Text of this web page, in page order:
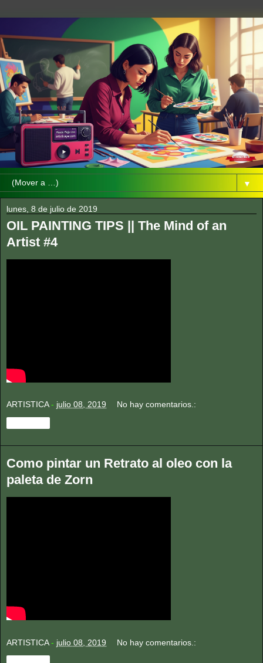
▼
lunes, 8 de julio de 2019
OIL PAINTING TIPS || The Mind of an
Artist #4
ARTISTICA - julio 08, 2019 No hay comentarios.:
Como pintar un Retrato al oleo con la
paleta de Zorn
ARTISTICA - julio 08, 2019 No hay comentarios.: